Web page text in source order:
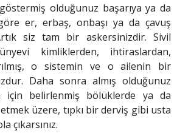
olduğunuz başarıya ya da
er, erbaş, onbaşı ya da çavuş
siz tam bir askersinizdir. Sivil
kimliklerden, ihtiras­lardan,
o sistemin ve o ailenin bir
Daha sonra almış olduğunuz
için belirlenmiş bölüklerde ya da
üzere, tıpkı bir derviş gibi usta
çıkarsınız.